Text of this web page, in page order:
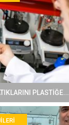
PLASTİĞE...